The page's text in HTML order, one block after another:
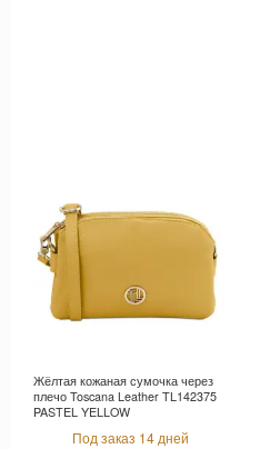
Жёлтая кожаная сумочка через
плечо Toscana Leather TL142375
PASTEL YELLOW
Под заказ 14 дней